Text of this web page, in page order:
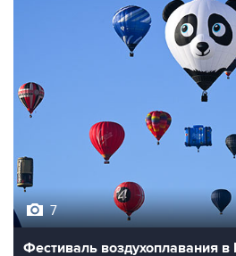
7
Фестиваль воздухоплавания в